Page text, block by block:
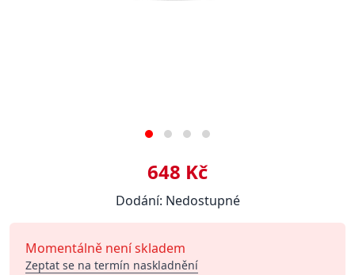
648 Kč
Dodání: Nedostupné
Momentálně není skladem
Zeptat se na termín naskladnění